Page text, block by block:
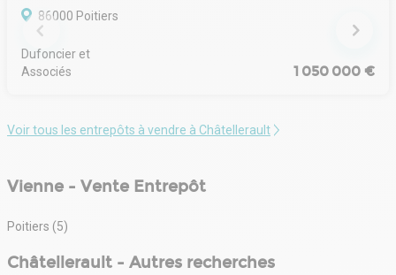
86000 Poitiers
Dufoncier et
Associés
1 050 000 €
Voir tous les entrepôts à vendre à Châtellerault
Vienne - Vente Entrepôt
Poitiers (5)
Châtellerault - Autres recherches